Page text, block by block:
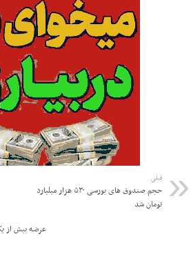
قبلی
حجم صندوق های بورسی ۵۳۰ هزار میلیارد
تومان شد